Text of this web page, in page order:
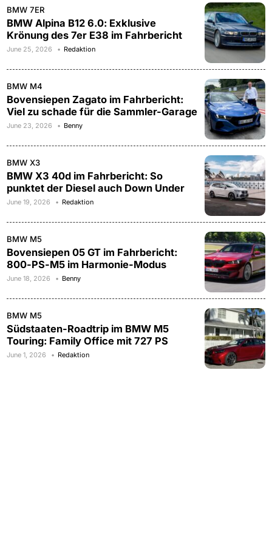
BMW 7ER
BMW Alpina B12 6.0: Exklusive
Krönung des 7er E38 im Fahrbericht
June 25, 2026 Redaktion
BMW M4
Bovensiepen Zagato im Fahrbericht:
Viel zu schade für die Sammler-Garage
June 23, 2026 Benny
BMW X3
BMW X3 40d im Fahrbericht: So
punktet der Diesel auch Down Under
June 19, 2026 Redaktion
BMW M5
Bovensiepen 05 GT im Fahrbericht:
800-PS-M5 im Harmonie-Modus
June 18, 2026 Benny
BMW M5
Südstaaten-Roadtrip im BMW M5
Touring: Family Office mit 727 PS
June 1, 2026 Redaktion